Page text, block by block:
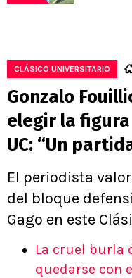
CLÁSICO UNIVERSITARIO
Gonzalo
elegir la figura
UC: “Un
El periodista
del bloque
Gago en este
La cruel burla
quedarse con